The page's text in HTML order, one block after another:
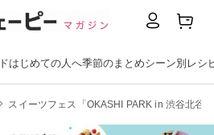
はじめての人へ季節のまとめシーン別 レシ
スイーツフェス「OKASHI PARK in 渋谷北谷